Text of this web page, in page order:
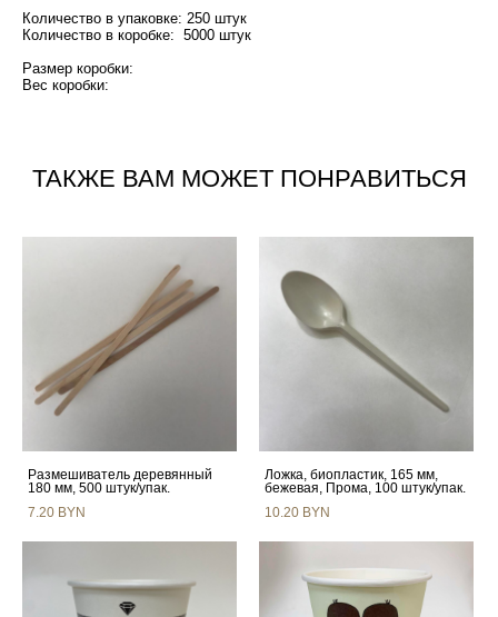
Количество в упаковке: 250 штук
Количество в коробке: 5000 штук
Размер коробки:
Вес коробки:
ТАКЖЕ ВАМ МОЖЕТ ПОНРАВИТЬСЯ
Размешиватель деревянный
180 мм, 500 штук/упак.
7.20 BYN
Ложка, биопластик, 165 мм,
бежевая, Прома, 100 штук/упак.
10.20 BYN